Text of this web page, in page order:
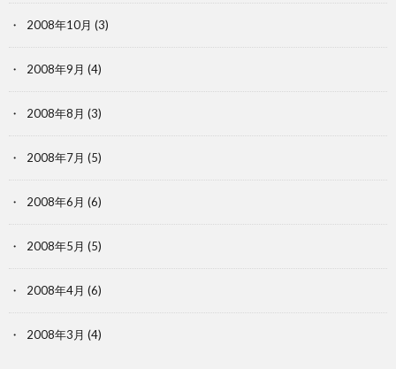
2008年10月 (3)
2008年9月 (4)
2008年8月 (3)
2008年7月 (5)
2008年6月 (6)
2008年5月 (5)
2008年4月 (6)
2008年3月 (4)